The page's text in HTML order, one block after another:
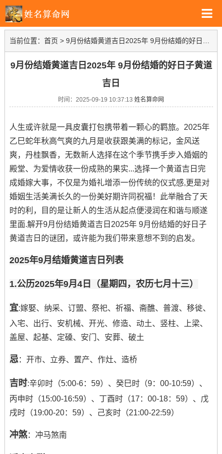
当前位置： 首页 > 9月份结婚黄道吉日2025年 9月份结婚的好日子黄道吉日
9月份结婚黄道吉日2025年 9月份结婚的好日子黄道
吉日
时间：2025-09-19 10:37:13 姓名算命网
人生或许就是一具皮囊打包携带着一颗心的羁旅。2025年
乙巳蛇年秋高气爽的九月是收获跟美满的标记，金风送
爽，丹桂飘香，无数新人选择在这个季节携手步入婚姻的
殿堂、为爱情收获一份成熟的果实...选择一个黄道吉日完
成婚嫁大事，不仅是为婚礼增添一份传统的仪式感,更是对
婚姻生活美满长久的一份美好期许同祝福！此举融合了天
时的利，目的是让新人的生活从起点便浸润在和谐与顺遂
里面.解开9月份结婚黄道吉日2025年 9月份结婚的好日子
黄道吉日的谜团，或许能为我们带来意想不到的启发。
2025年9月结婚黄道吉日列表
1.公历2025年9月4日（星期四，农历七月十三）
宜:嫁娶、纳采、订盟、祭祀、祈福、斋醮、普渡、移徙、
入宅、出行、安机械、开光、修造、动土、竖柱、上梁、
盖屋、起基、定磉、安门、安葬、破土
忌：开市、立券、置产、作灶、造桥
吉时:辛卯时（5:00-6：59）、癸巳时（9：00-10:59）、
丙申时（15:00-16:59）、丁酉时（17：00-18：59）、戊
戌时（19:00-20：59）、己亥时（21:00-22:59）
冲煞：冲马煞南